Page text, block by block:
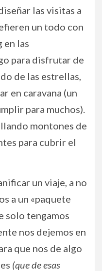
las visitas a
un todo con
en las
para disfrutar de
de las estrellas,
en caravana (un
para muchos).
montones de
para cubrir el
un viaje, a no
a un «paquete
solo tengamos
nos dejemos en
que nos de algo
(que de esas